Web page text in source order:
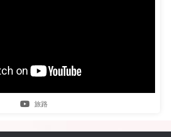
旅路